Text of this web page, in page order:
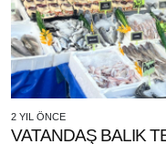
2 YIL ÖNCE
VATANDAŞ BALIK